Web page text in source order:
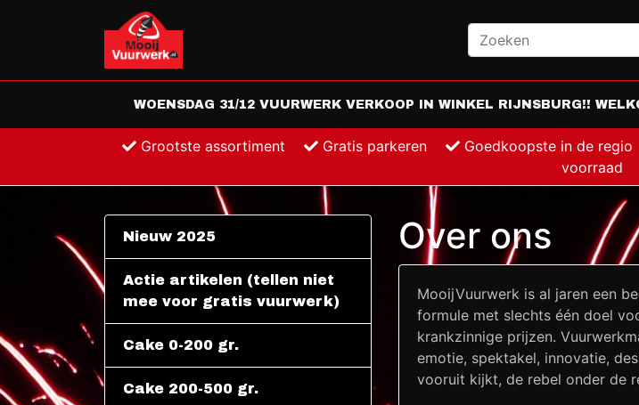
WOENSDAG 31/12 VUURWERK VERKOOP IN WINKEL RIJNSBURG!!
Grootste assortiment Gratis parkeren Goedkoopste in de regio
voorraad
Nieuw 2025
Actie artikelen (tellen niet
mee voor gratis vuurwerk)
Cake 0-200 gr.
Cake 200-500 gr.
Over ons
MooijVuurwerk is al jaren een
formule met slechts één doel
krankzinnige prijzen.
emotie, spektakel, innovatie,
vooruit kijkt, de rebel onder de